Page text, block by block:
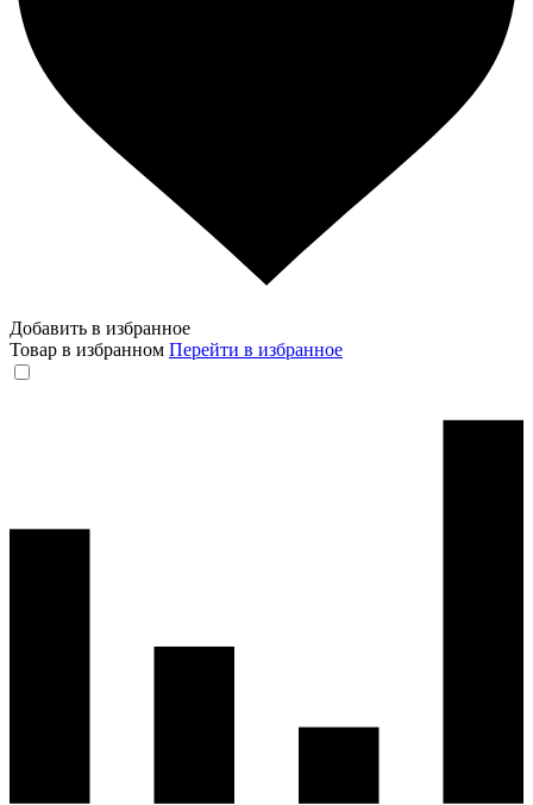
Добавить в избранное
Товар в избранном Перейти в избранное